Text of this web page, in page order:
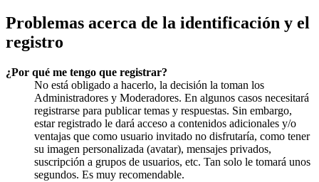
Problemas acerca de la identificación y el
registro
¿Por qué me tengo que registrar?
No está obligado a hacerlo, la decisión la toman los
Administradores y Moderadores. En algunos casos necesitará
registrarse para publicar temas y respuestas. Sin embargo,
estar registrado le dará acceso a contenidos adicionales y/o
ventajas que como usuario invitado no disfrutaría, como tener
su imagen personalizada (avatar), mensajes privados,
suscripción a grupos de usuarios, etc. Tan solo le tomará unos
segundos. Es muy recomendable.